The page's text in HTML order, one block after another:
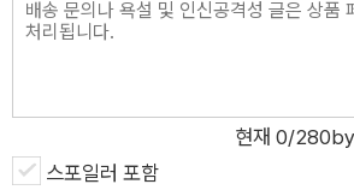
정도로 인기가 있었다. 또한, 20세기에 들
현재 0/
스포일러 포함